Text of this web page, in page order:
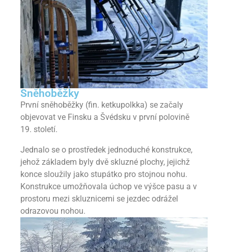
Sněhoběžky
První sněhoběžky (fin. ketkupolkka) se začaly
objevovat ve Finsku a Švédsku v první polovině
19. století.
Jednalo se o prostředek jednoduché konstrukce,
jehož základem byly dvě skluzné plochy, jejichž
konce sloužily jako stupátko pro stojnou nohu.
Konstrukce umožňovala úchop ve výšce pasu a v
prostoru mezi skluznicemi se jezdec odrážel
odrazovou nohou.